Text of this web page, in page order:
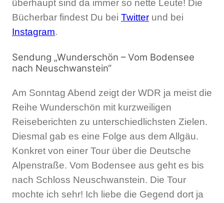
überhaupt sind da immer so nette Leute! Die
Bücherbar findest Du bei Twitter und bei
Instagram.
Sendung „Wunderschön – Vom Bodensee
nach Neuschwanstein“
Am Sonntag Abend zeigt der WDR ja meist die
Reihe Wunderschön mit kurzweiligen
Reiseberichten zu unterschiedlichsten Zielen.
Diesmal gab es eine Folge aus dem Allgäu.
Konkret von einer Tour über die Deutsche
Alpenstraße. Vom Bodensee aus geht es bis
nach Schloss Neuschwanstein. Die Tour
mochte ich sehr! Ich liebe die Gegend dort ja